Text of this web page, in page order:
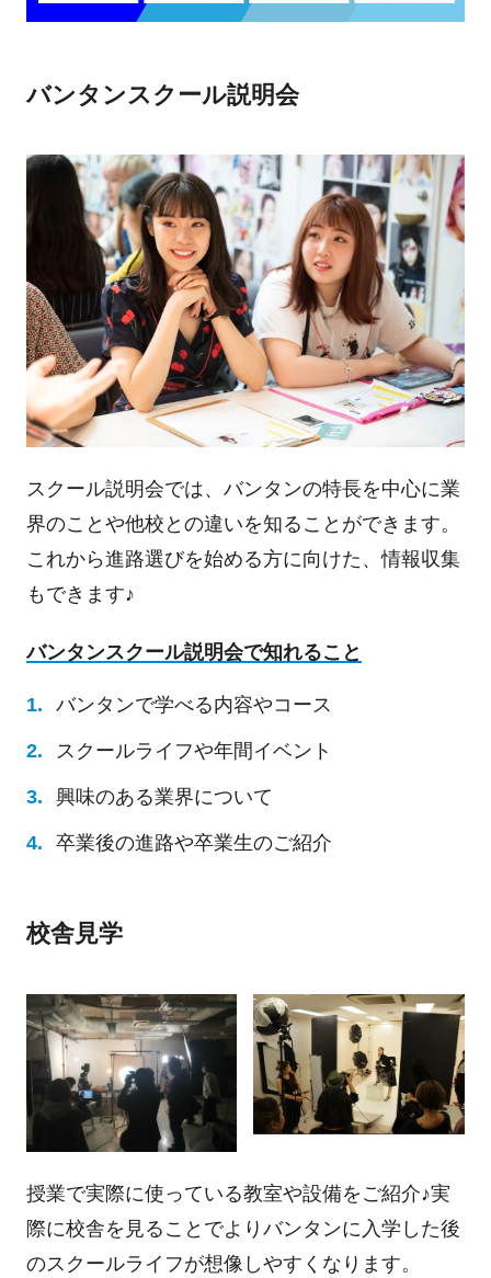
バンタンスクール説明会
スクール説明会では、バンタンの特長を中心に業
界のことや他校との違いを知ることができます。
これから進路選びを始める方に向けた、情報収集
もできます♪
バンタンスクール説明会で知れること
バンタンで学べる内容やコース
スクールライフや年間イベント
興味のある業界について
卒業後の進路や卒業生のご紹介
校舎見学
授業で実際に使っている教室や設備をご紹介♪実
際に校舎を見ることでよりバンタンに入学した後
のスクールライフが想像しやすくなります。